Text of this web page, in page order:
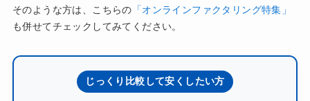
そのような方は、こちらの 「オンラインファクタリング特集」
も併せてチェックしてみてください。
じっくり比較して安くしたい方